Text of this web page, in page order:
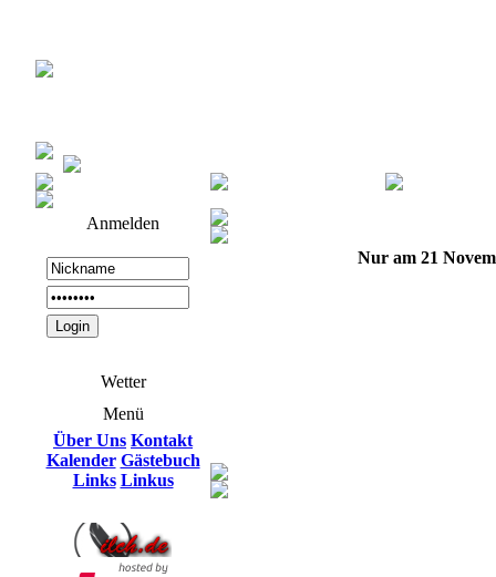
Anmelden
Wetter
Menü
Über Uns Kontakt
Kalender Gästebuch
Links Linkus
Nur am 21